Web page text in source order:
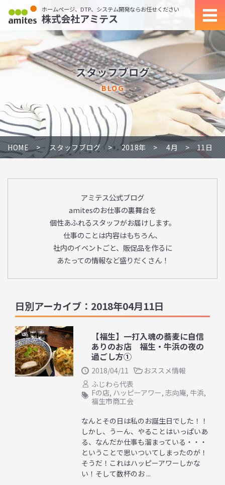
ホームページ、DTP、システム開発ならお任せください
株式会社アミテス
スタッフブログ
BLOG
HOME スタッフブログ 2018年 4月 11日
アミテス公式ブログ
amitesのお仕事の裏舞台を
個性あふれるスタッフがお届けします。
仕事のことは内容はもちろん、
社内のイベントごと、販促品を作るに
あたっての情報など盛りだくさん！
日別アーカイブ：2018年04月11日
【福生】一打入魂の蕎麦に自信
ありのお店 福生・牛浜の夜の
過ごし方①
2018/04/11
おススメ情報
ふじわら代表
Fの店, ハッピーアワー, 志向庵, 牛浜,
福生市商工会
なんとその日は私のお誕生日でした！！
しかし、うーん、やることはいっぱいあ
る、なんだか仕事も溜まっている・・・
ということで思いついてしまったのが！
そうだ！これはハッピーアワーしかな
い！そして数杯のお ...